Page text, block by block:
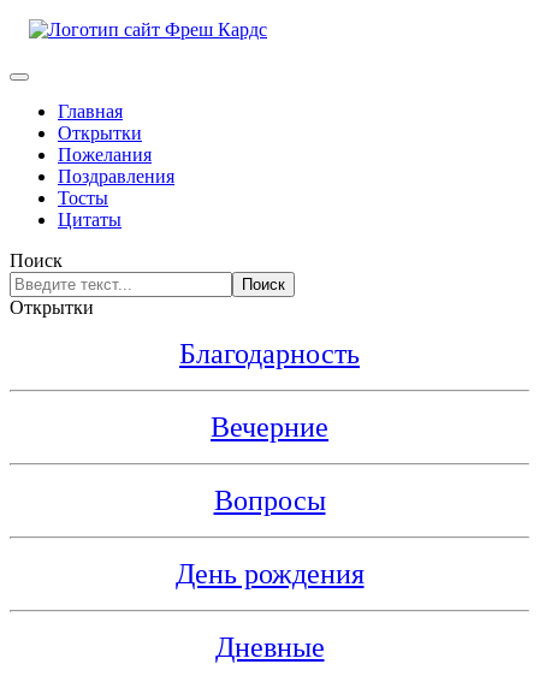
Главная
Открытки
Пожелания
Поздравления
Тосты
Цитаты
Поиск
Поиск
Открытки
Благодарность
Вечерние
Вопросы
День рождения
Дневные